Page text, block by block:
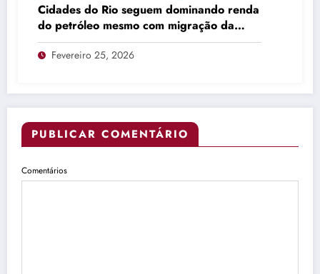
Cidades do Rio seguem dominando renda
do petróleo mesmo com migração da
produção
Fevereiro 25, 2026
PUBLICAR COMENTÁRIO
Comentários